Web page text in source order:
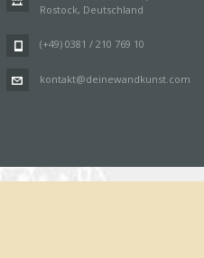
Rostock, Deutschland
(+49) 0381 / 210 769 10
kontakt@deinewandkunst.com